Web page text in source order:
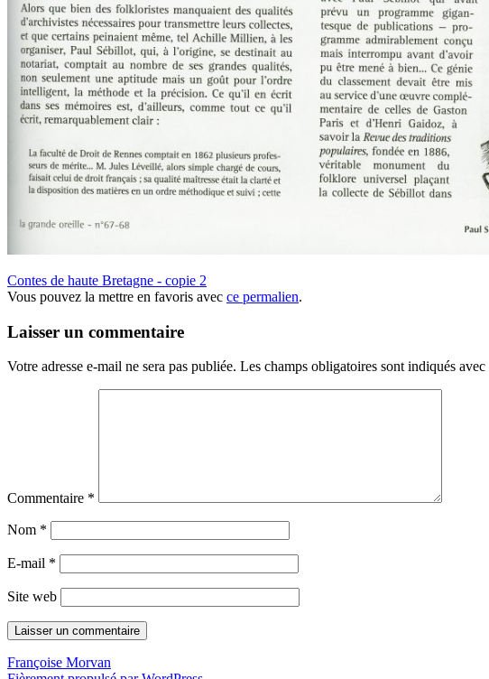
Contes de haute Bretagne - copie 2
Vous pouvez la mettre en favoris avec ce permalien.
Laisser un commentaire
Votre adresse e-mail ne sera pas publiée. Les champs obligatoires sont indiqués avec
Commentaire *
Nom *
E-mail *
Site web
Françoise Morvan